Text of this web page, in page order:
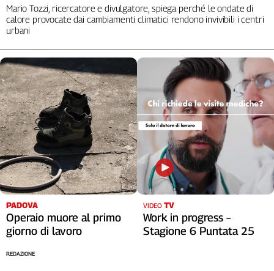
Mario Tozzi, ricercatore e divulgatore, spiega perché le ondate di
calore provocate dai cambiamenti climatici rendono invivibili i centri
urbani
PADOVA
Operaio muore al primo
giorno di lavoro
REDAZIONE
VIDEO TV
Work in progress –
Stagione 6 Puntata 25